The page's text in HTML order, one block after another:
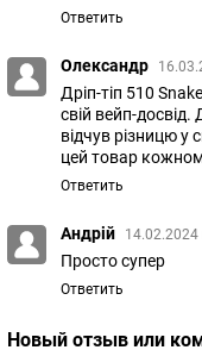
Ответить
Олександр
Дріп-тіп 510
свій вейп-
відчув різницю
цей товар
Ответить
Андрій 14.02.2024
Просто супер
Ответить
Новый отзыв или